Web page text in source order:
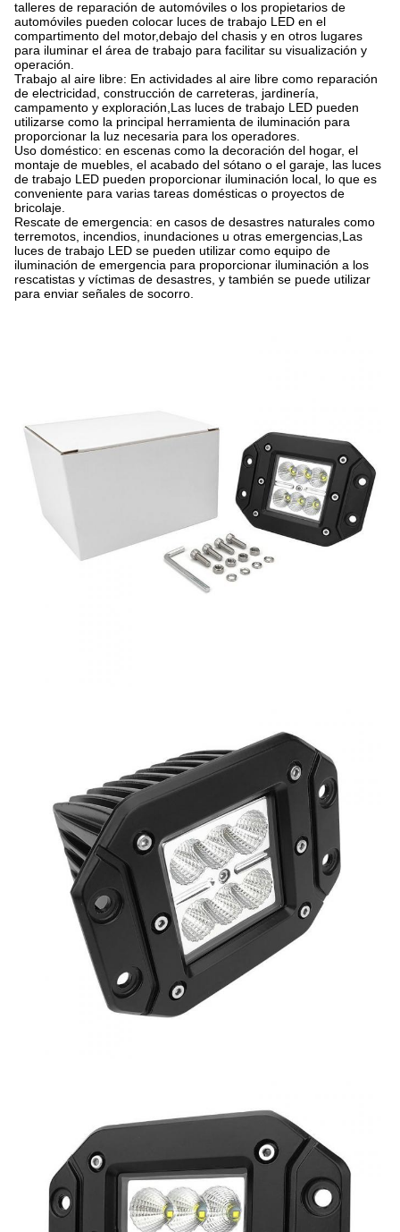
talleres de reparación de automóviles o los propietarios de
automóviles pueden colocar luces de trabajo LED en el
compartimento del motor,debajo del chasis y en otros lugares
para iluminar el área de trabajo para facilitar su visualización y
operación.
Trabajo al aire libre: En actividades al aire libre como reparación
de electricidad, construcción de carreteras, jardinería,
campamento y exploración,Las luces de trabajo LED pueden
utilizarse como la principal herramienta de iluminación para
proporcionar la luz necesaria para los operadores.
Uso doméstico: en escenas como la decoración del hogar, el
montaje de muebles, el acabado del sótano o el garaje, las luces
de trabajo LED pueden proporcionar iluminación local, lo que es
conveniente para varias tareas domésticas o proyectos de
bricolaje.
Rescate de emergencia: en casos de desastres naturales como
terremotos, incendios, inundaciones u otras emergencias,Las
luces de trabajo LED se pueden utilizar como equipo de
iluminación de emergencia para proporcionar iluminación a los
rescatistas y víctimas de desastres, y también se puede utilizar
para enviar señales de socorro.